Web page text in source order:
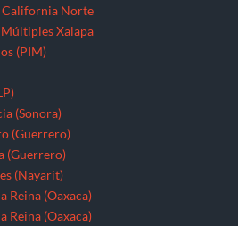
Norte de Puebla
Presa Los Pilares (Sonora)
(Jalisco)
VI
(Veracruz)
Roo
en Ostula (Michoacán)
crítico frente a la hidra